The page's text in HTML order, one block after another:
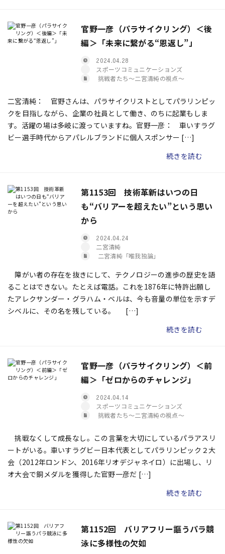
官野一彦（パラサイクリング）＜後
編＞「未来に繋がる“恩返し”」
2024.04.28
スポーツコミュニケーションズ
挑戦者たち〜二宮清純の視点〜
二宮清純： 官野さんは、パラサイクリストとしてパラリンピッ
クを目指しながら、企業の社員として働き、のちに起業もしま
す。活躍の場は多岐に渡っていますね。官野一彦： 車いすラグ
ビー選手時代からアパレルブランドに個人スポンサー […]
続きを読む
第1153回 技術革新はいつの日
も“バリアーを超えたい”という思い
から
2024.04.24
二宮清純
二宮清純「唯我独論」
障がい者の存在を抜きにして、テクノロジーの進歩の歴史を語
ることはできない。たとえば電話。これを1876年に特許出願し
たアレクサンダー・グラハム・ベルは、今も音量の単位を示すデ
シベルに、その名を残している。 […]
続きを読む
官野一彦（パラサイクリング）＜前
編＞「ゼロからのチャレンジ」
2024.04.14
スポーツコミュニケーションズ
挑戦者たち〜二宮清純の視点〜
挑戦なくして成長なし――。この言葉を大切にしているパラアスリ
ートがいる。車いすラグビー日本代表としてパラリンピック２大
会（2012年ロンドン、2016年リオデジャネイロ）に出場し、リ
オ大会で銅メダルを獲得した官野一彦だ […]
続きを読む
第1152回 バリアフリー謳うパラ競
泳に多様性の欠如